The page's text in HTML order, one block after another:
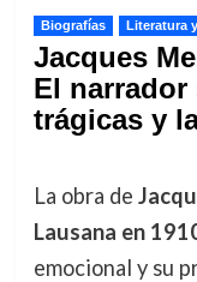
Biografías Literatura
Jacques
El
trágicas y
La obra de
Lausana en
emocional y su